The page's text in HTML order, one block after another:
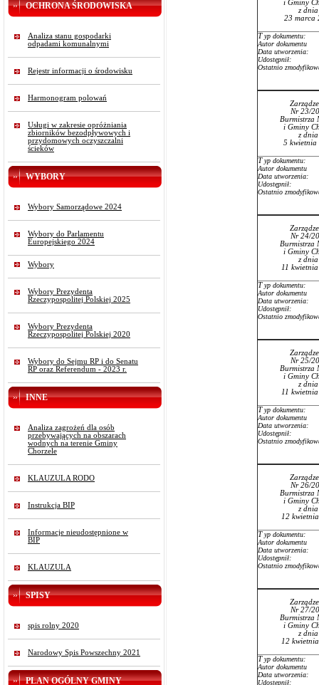
OCHRONA ŚRODOWISKA
Analiza stanu gospodarki
odpadami komunalnymi
Rejestr informacji o środowisku
Harmonogram polowań
Usługi w zakresie opróżniania
zbiorników bezodpływowych i
przydomowych oczyszczalni
ścieków
WYBORY
Wybory Samorządowe 2024
Wybory do Parlamentu
Europejskiego 2024
Wybory
Wybory Prezydenta
Rzeczypospolitej Polskiej 2025
Wybory Prezydenta
Rzeczypospolitej Polskiej 2020
Wybory do Sejmu RP i do Senatu
RP oraz Referendum - 2023 r.
INNE
Analiza zagrożeń dla osób
przebywających na obszarach
wodnych na terenie Gminy
Chorzele
KLAUZULA RODO
Instrukcja BIP
Informacje nieudostępnione w
BIP
KLAUZULA
SPISY
spis rolny 2020
Narodowy Spis Powszechny 2021
PLAN OGÓLNY GMINY
i Gminy
z
23 marca
Typ dokumentu:
Autor dokumentu
Data utworzenia:
Udostępnił:
Ostatnio
Nr 23/
Burmistrza
i Gminy
z
5 kwietnia
Typ dokumentu:
Autor dokumentu
Data utworzenia:
Udostępnił:
Ostatnio
Nr 24/
Burmistrza
i Gminy
z
11
Typ dokumentu:
Autor dokumentu
Data utworzenia:
Udostępnił:
Ostatnio
Nr 25/
Burmistrza
i Gminy
z
11
Typ dokumentu:
Autor dokumentu
Data utworzenia:
Udostępnił:
Ostatnio
Nr 26/
Burmistrza
i Gminy
z
12
Typ dokumentu:
Autor dokumentu
Data utworzenia:
Udostępnił:
Ostatnio
Nr 27/
Burmistrza
i Gminy
z
12
Typ dokumentu:
Autor dokumentu
Data utworzenia:
Udostępnił: